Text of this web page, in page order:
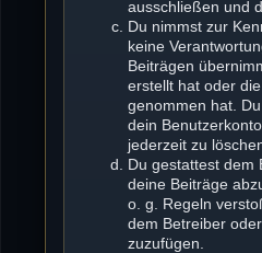
ausschließen und
Du nimmst zur
keine
Beiträgen
erstellt hat oder
genommen hat.
dein
jederzeit zu
Du gestattest dem
deine Beiträge
o. g. Regeln
dem Betreiber
zuzufügen.